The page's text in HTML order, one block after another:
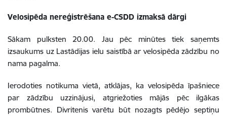
Velosipēda nereģistrēšana e-CSDD izmaksā dārgi
Sākam pulksten 20.00. Jau pēc minūtes tiek saņemts
izsaukums uz Lastādijas ielu saistībā ar velosipēda zādzību no
nama pagalma.
Ierodoties notikuma vietā, atklājas, ka velosipēda īpašniece
par zādzību uzzinājusi, atgriežoties mājās pēc ilgākas
prombūtnes. Divritenis varētu būt nozagts pēdējo septiņu